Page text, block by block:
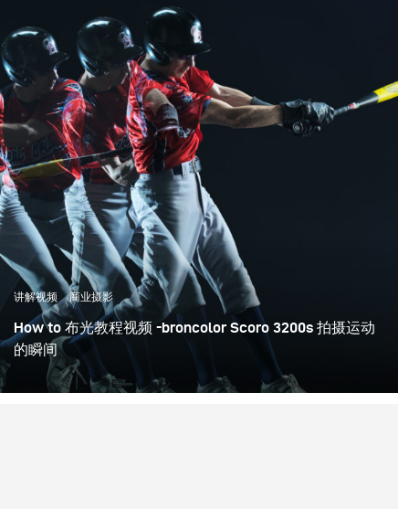
讲解视频 商业摄影
How to 布光教程视频 -broncolor Scoro 3200s 拍摄运动
的瞬间